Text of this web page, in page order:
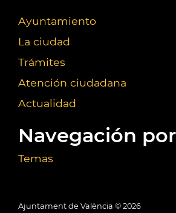
Ayuntamiento
La ciudad
Trámites
Atención ciudadana
Actualidad
Navegación
Temas
Ajuntament de València © 2026